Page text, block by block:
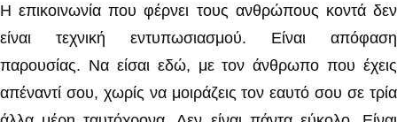
Η επικοινωνία που φέρνει τους ανθρώπους κοντά δεν
είναι τεχνική εντυπωσιασμού. Είναι απόφαση
παρουσίας. Να είσαι εδώ, με τον άνθρωπο που έχεις
απέναντί σου, χωρίς να μοιράζεις τον εαυτό σου σε τρία